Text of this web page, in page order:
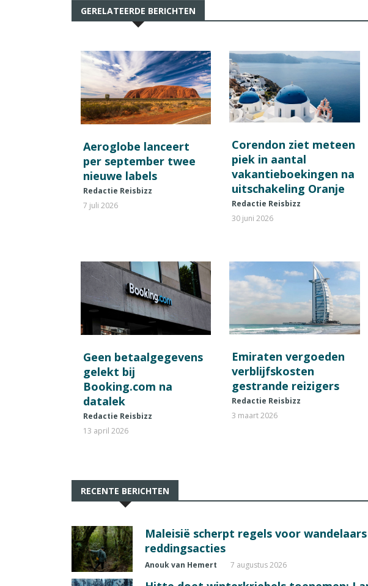
GERELATEERDE BERICHTEN
Aeroglobe lanceert
per september twee
nieuwe labels
Redactie Reisbizz
7 juli 2026
Corendon ziet meteen
piek in aantal
vakantieboekingen na
uitschakeling Oranje
Redactie Reisbizz
30 juni 2026
Geen betaalgegevens
gelekt bij
Booking.com na
datalek
Redactie Reisbizz
13 april 2026
Emiraten vergoeden
verblijfskosten
gestrande reizigers
Redactie Reisbizz
3 maart 2026
RECENTE BERICHTEN
Maleisië scherpt regels voor
reddingsacties
Anouk van Hemert 7 augustus 2026